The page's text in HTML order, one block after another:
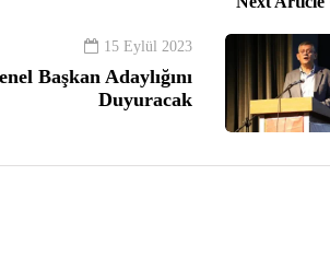
15 Eylül 2023
Başkan Adaylığını
Duyuracak